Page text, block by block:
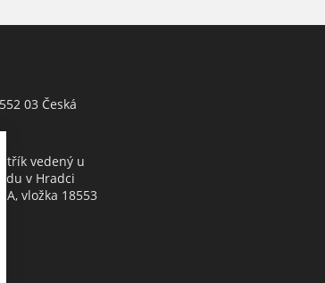
03 Česká
vedený u
v Hradci
vložka 18553